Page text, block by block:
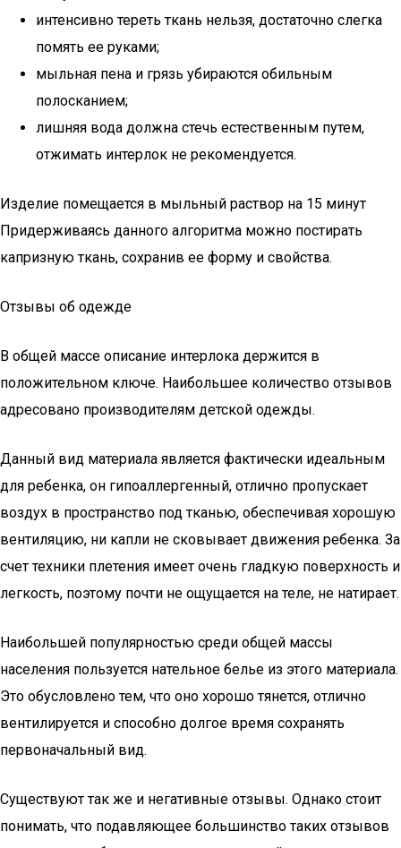
интенсивно тереть ткань нельзя, достаточно слегка
помять ее руками;
мыльная пена и грязь убираются обильным
полосканием;
лишняя вода должна стечь естественным путем,
отжимать интерлок не рекомендуется.
Изделие помещается в мыльный раствор на 15 минут
Придерживаясь данного алгоритма можно постирать
капризную ткань, сохранив ее форму и свойства.
Отзывы об одежде
В общей массе описание интерлока держится в
положительном ключе. Наибольшее количество отзывов
адресовано производителям детской одежды.
Данный вид материала является фактически идеальным
для ребенка, он гипоаллергенный, отлично пропускает
воздух в пространство под тканью, обеспечивая хорошую
вентиляцию, ни капли не сковывает движения ребенка. За
счет техники плетения имеет очень гладкую поверхность и
легкость, поэтому почти не ощущается на теле, не натирает.
Наибольшей популярностью среди общей массы
населения пользуется нательное белье из этого материала.
Это обусловлено тем, что оно хорошо тянется, отлично
вентилируется и способно долгое время сохранять
первоначальный вид.
Существуют так же и негативные отзывы. Однако стоит
понимать, что подавляющее большинство таких отзывов